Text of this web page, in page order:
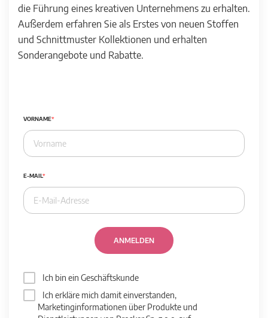
die Führung eines kreativen Unternehmens zu erhalten.
Außerdem erfahren Sie als Erstes von neuen Stoffen
und Schnittmuster Kollektionen und erhalten
Sonderangebote und Rabatte.
VORNAME
E-MAIL
ANMELDEN
Ich bin ein Geschäftskunde
Ich erkläre mich damit einverstanden,
Marketinginformationen über Produkte und